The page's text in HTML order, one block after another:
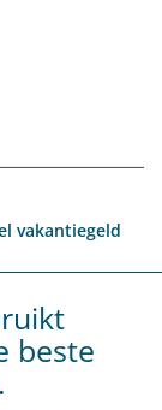
vakantiegeld
beste